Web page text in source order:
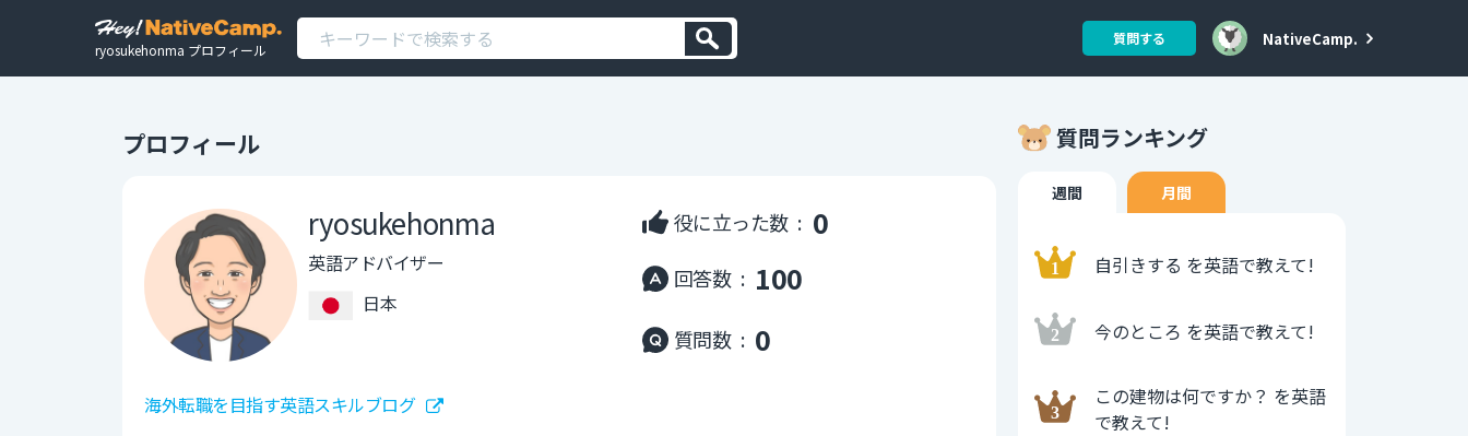
ryosukehonma プロフィール
質問する NativeCamp.
プロフィール
ryosukehonma
英語アドバイザー
日本
役に立った数 : 0
回答数 : 100
質問数 : 0
海外転職を目指す英語スキルブログ
質問ランキング
週間 月間
自引きする を英語で教えて!
今のところ を英語で教えて!
この建物は何ですか？ を英語
で教えて!